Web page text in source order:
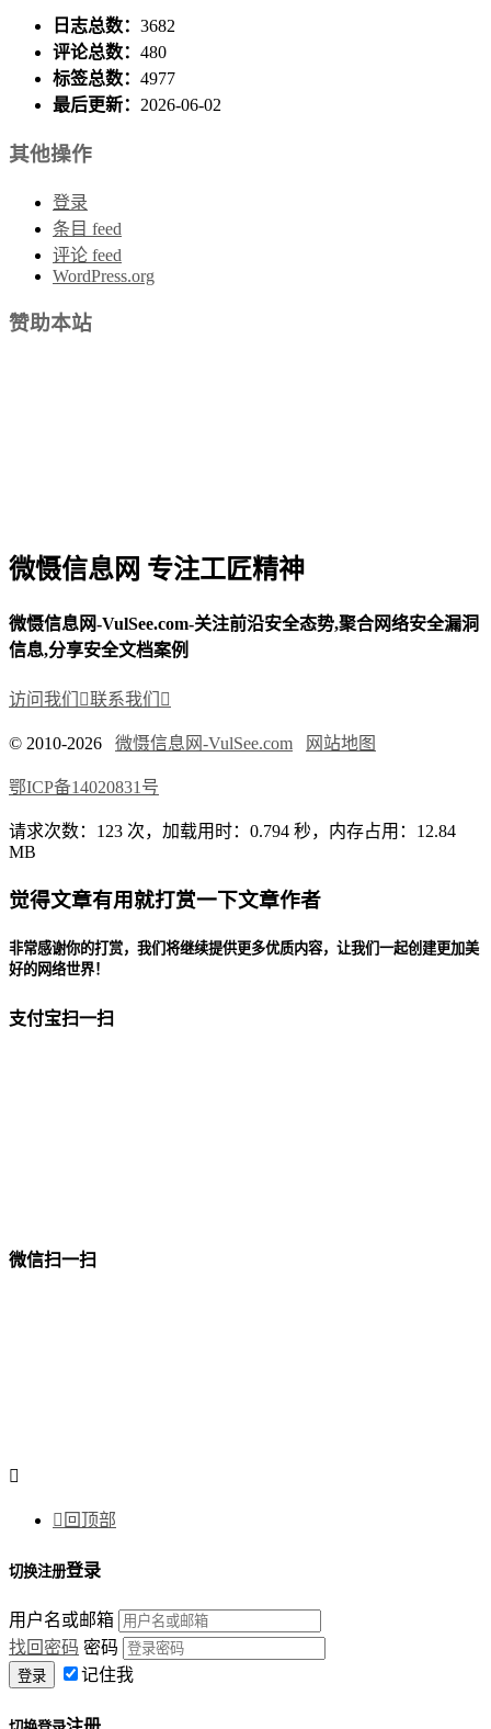
日志总数： 3682
评论总数： 480
标签总数： 4977
最后更新： 2026-06-02
其他操作
登录
条目 feed
评论 feed
WordPress.org
赞助本站
微慑信息网 专注工匠精神
微慑信息网-VulSee.com-关注前沿安全态势,聚合网络安全漏洞
信息,分享安全文档案例
访问我们 联系我们 
© 2010-2026 微慑信息网-VulSee.com 网站地图
鄂ICP备14020831号
请求次数：123 次，加载用时：0.794 秒，内存占用：12.84
MB
觉得文章有用就打赏一下文章作者
非常感谢你的打赏，我们将继续提供更多优质内容，让我们一起创建更加美
好的网络世界！
支付宝扫一扫
微信扫一扫

 回顶部
切换注册登录
用户名或邮箱
找回密码 密码
记住我